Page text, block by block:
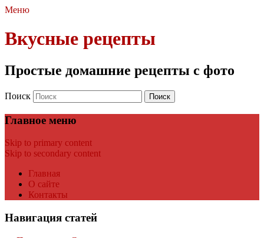
Меню
Вкусные рецепты
Простые домашние рецепты с фото
Поиск
Главное меню
Skip to primary content
Skip to secondary content
Главная
О сайте
Контакты
Навигация статей